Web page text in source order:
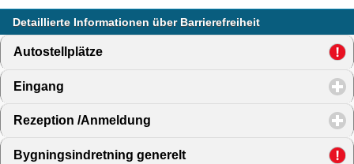
Detaillierte Informationen über Barrierefreiheit
Autostellplätze
Eingang
Rezeption /Anmeldung
Bygningsindretning generelt click to expand contents